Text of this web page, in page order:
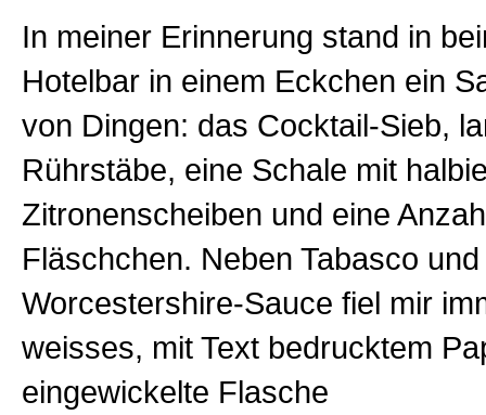
In meiner Erinnerung stand in
Hotelbar in einem Eckchen ein
von Dingen: das Cocktail-Sieb,
Rührstäbe, eine Schale mit
Zitronenscheiben und eine
Fläschchen. Neben Tabasco und
Worcestershire-Sauce fiel mir
weisses, mit Text bedrucktem
eingewickelte Flasche